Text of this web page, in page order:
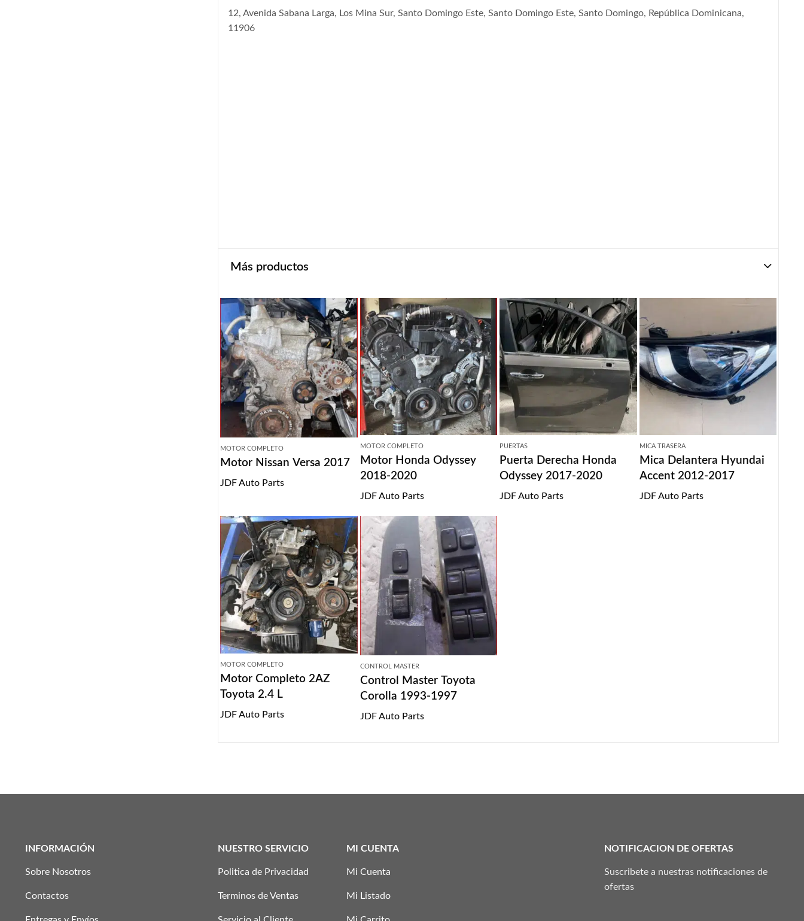
12, Avenida Sabana Larga, Los Mina Sur, Santo Domingo Este, Santo Domingo Este, Santo Domingo, República Dominicana,
11906
Más productos
MOTOR COMPLETO
Motor Nissan Versa 2017
JDF Auto Parts
MOTOR COMPLETO
Motor Honda Odyssey
2018-2020
JDF Auto Parts
PUERTAS
Puerta Derecha Honda
Odyssey 2017-2020
JDF Auto Parts
MICA TRASERA
Mica Delantera Hyundai
Accent 2012-2017
JDF Auto Parts
MOTOR COMPLETO
Motor Completo 2AZ
Toyota 2.4 L
JDF Auto Parts
CONTROL MASTER
Control Master Toyota
Corolla 1993-1997
JDF Auto Parts
INFORMACIÓN
Sobre Nosotros
Contactos
NUESTRO SERVICIO
Politica de Privacidad
Terminos de Ventas
MI CUENTA
Mi Cuenta
Mi Listado
NOTIFICACION DE OFERTAS
Suscribete a nuestras notificaciones de
ofertas